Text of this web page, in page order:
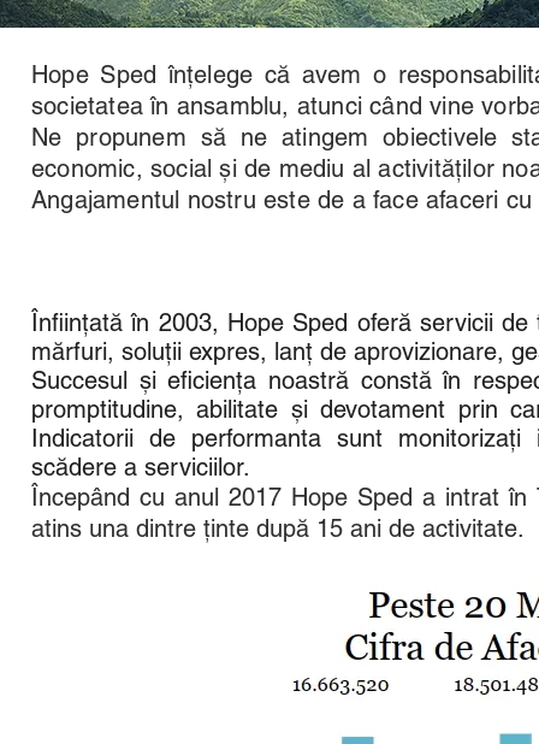
Hope Sped înțelege că avem o
societatea în ansamblu, atunci când vine
Ne propunem să ne atingem obiectivele
economic, social și de mediu al activităților
Angajamentul nostru este de a face afaceri
Înființată în 2003, Hope Sped oferă servicii
mărfuri, soluții expres, lanț de aprovizionare,
Succesul și eficiența noastră constă în
promptitudine, abilitate și devotament prin
Indicatorii de performanta sunt
scădere a serviciilor.
Începând cu anul 2017 Hope Sped a intrat
atins una dintre ținte după 15 ani de activitate.